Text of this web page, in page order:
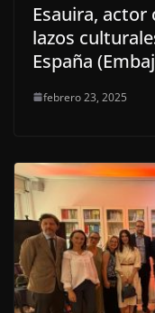
Esauira, actor
lazos
España
febrero 23, 2025